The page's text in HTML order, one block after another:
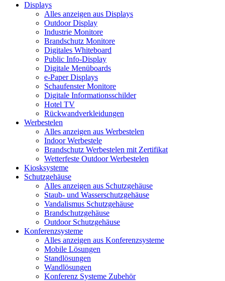
Displays
Alles anzeigen aus Displays
Outdoor Display
Industrie Monitore
Brandschutz Monitore
Digitales Whiteboard
Public Info-Display
Digitale Menüboards
e-Paper Displays
Schaufenster Monitore
Digitale Informationsschilder
Hotel TV
Rückwandverkleidungen
Werbestelen
Alles anzeigen aus Werbestelen
Indoor Werbestele
Brandschutz Werbestelen mit Zertifikat
Wetterfeste Outdoor Werbestelen
Kiosksysteme
Schutzgehäuse
Alles anzeigen aus Schutzgehäuse
Staub- und Wasserschutzgehäuse
Vandalismus Schutzgehäuse
Brandschutzgehäuse
Outdoor Schutzgehäuse
Konferenzsysteme
Alles anzeigen aus Konferenzsysteme
Mobile Lösungen
Standlösungen
Wandlösungen
Konferenz Systeme Zubehör